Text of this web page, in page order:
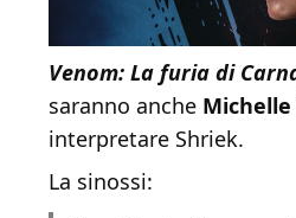
Venom: La furia di
saranno anche
interpretare Shriek.
La sinossi: